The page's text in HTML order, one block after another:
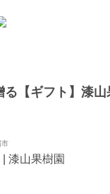
る【ギフト】漆
市
漆山果樹園